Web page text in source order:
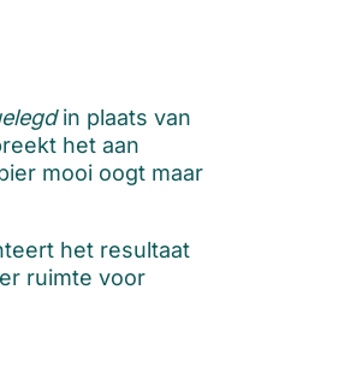
in plaats van
het aan
mooi oogt maar
het resultaat
ruimte voor